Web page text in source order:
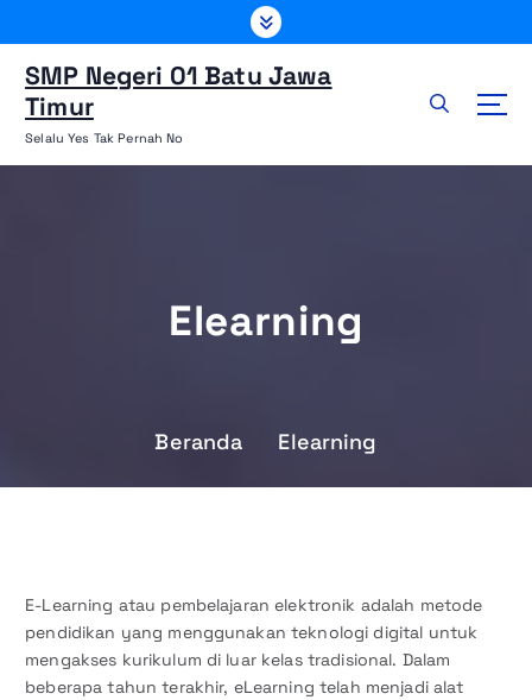
e
SMP Negeri 01 Batu Jawa
Timur
Selalu Yes Tak Pernah No
Elearning
Beranda Elearning
E-Learning atau pembelajaran elektronik adalah metode
pendidikan yang menggunakan teknologi digital untuk
mengakses kurikulum di luar kelas tradisional. Dalam
beberapa tahun terakhir, eLearning telah menjadi alat